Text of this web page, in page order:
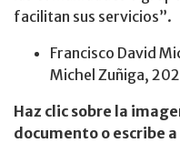
facilitan sus servicios”.
Francisco David
Michel Zuñiga,
Haz clic sobre la
documento o escribe a